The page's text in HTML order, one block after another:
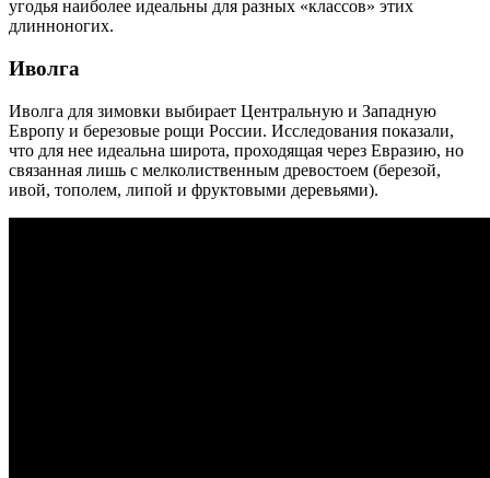
угодья наиболее идеальны для разных «классов» этих
длинноногих.
Иволга
Иволга для зимовки выбирает Центральную и Западную
Европу и березовые рощи России. Исследования показали,
что для нее идеальна широта, проходящая через Евразию, но
связанная лишь с мелколиственным древостоем (березой,
ивой, тополем, липой и фруктовыми деревьями).